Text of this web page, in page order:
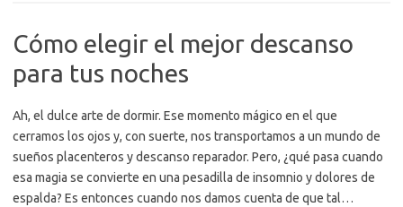
Cómo elegir el mejor descanso
para tus noches
Ah, el dulce arte de dormir. Ese momento mágico en el que
cerramos los ojos y, con suerte, nos transportamos a un mundo de
sueños placenteros y descanso reparador. Pero, ¿qué pasa cuando
esa magia se convierte en una pesadilla de insomnio y dolores de
espalda? Es entonces cuando nos damos cuenta de que tal…